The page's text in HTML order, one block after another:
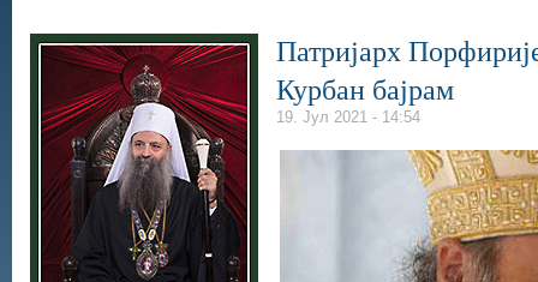
Патријарх
Курбан бајрам
19. Јул 2021 - 14:54